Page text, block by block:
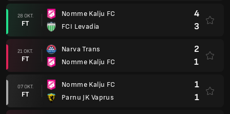
28 OKT.
FT
Nomme Kalju FC
FCI Levadia
4
3
21 OKT.
FT
Narva Trans
Nomme Kalju FC
2
1
07 OKT.
FT
Nomme Kalju FC
Parnu JK Vaprus
1
1